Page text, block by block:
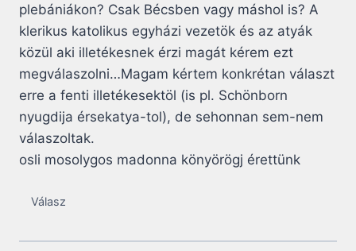
plebániákon? Csak Bécsben vagy máshol is? A
klerikus katolikus egyházi vezetök és az atyák
közül aki illetékesnek érzi magát kérem ezt
megválaszolni…Magam kértem konkrétan választ
erre a fenti illetékesektöl (is pl. Schönborn
nyugdija érsekatya-tol), de sehonnan sem-nem
válaszoltak.
osli mosolygos madonna könyörögj érettünk
Válasz